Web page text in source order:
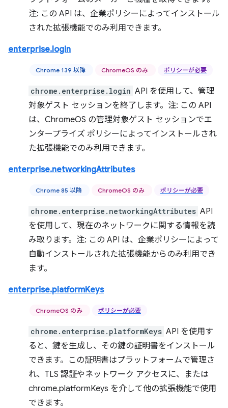
注: この API は、企業ポリシーによってインストール
された拡張機能でのみ利用できます。
enterprise.login
Chrome 139 以降 ChromeOS のみ ポリシーが必要
chrome.enterprise.login API を使用して、管理
対象ゲスト セッションを終了します。注: この API
は、ChromeOS の管理対象ゲスト セッションでエ
ンタープライズ ポリシーによってインストールされ
た拡張機能でのみ利用できます。
enterprise.networkingAttributes
Chrome 85 以降 ChromeOS のみ ポリシーが必要
chrome.enterprise.networkingAttributes API
を使用して、現在のネットワークに関する情報を読
み取ります。注: この API は、企業ポリシーによって
自動インストールされた拡張機能からのみ利用でき
ます。
enterprise.platformKeys
ChromeOS のみ ポリシーが必要
chrome.enterprise.platformKeys API を使用す
ると、鍵を生成し、その鍵の証明書をインストール
できます。この証明書はプラットフォームで管理さ
れ、TLS 認証やネットワーク アクセスに、または
chrome.platformKeys を介して他の拡張機能で使用
できます。